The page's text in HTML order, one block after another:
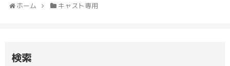
ホーム キャスト専用
検索